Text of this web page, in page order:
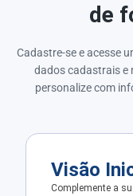
de
Cadastre-se e acesse
dados cadastrais e
personalize com
Visão
Complemente a